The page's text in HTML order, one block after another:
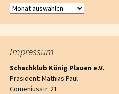
News-Archiv
Impressum
Schachklub König Plauen e.V.
Präsident: Mathias Paul
Comeniusstr. 21